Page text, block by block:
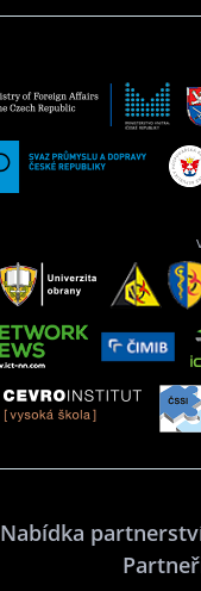
Nabídka